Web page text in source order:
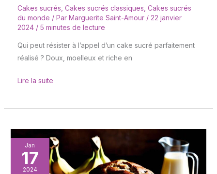
Cakes sucrés Cakes sucrés classiques Cakes sucrés
du monde / Par Marguerite Saint-Amour / 22 janvier
2024 / 5 minutes de lecture
Qui peut résister à l’appel d’un cake sucré parfaitement
réalisé ? Doux, moelleux et riche en
Lire la suite
Jan
17
2024
Banana
bread
aux